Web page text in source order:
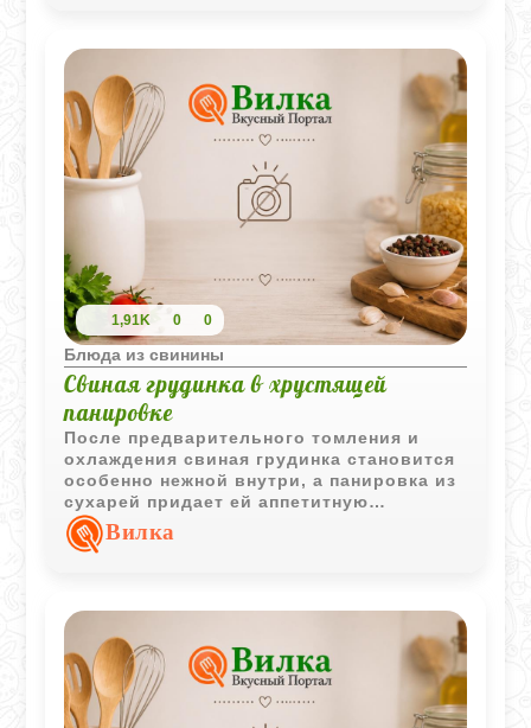
1,91K 0 0
Блюда из свинины
Свиная грудинка в хрустящей
панировке
После предварительного томления и
охлаждения свиная грудинка становится
особенно нежной внутри, а панировка из
сухарей придает ей аппетитную
хрустящую корочку. Блюдо получается
сытным и очень ароматным.
Вилка